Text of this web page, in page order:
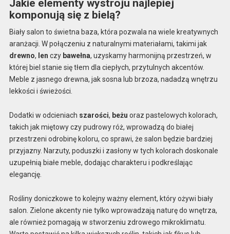
Jakie elementy wystroju najlepiej
komponują się z bielą?
Biały salon to świetna baza, która pozwala na wiele kreatywnych
aranżacji. W połączeniu z naturalnymi materiałami, takimi jak
drewno, len czy bawełna, uzyskamy harmonijną przestrzeń, w
której biel stanie się tłem dla ciepłych, przytulnych akcentów.
Meble z jasnego drewna, jak sosna lub brzoza, nadadzą wnętrzu
lekkości i świeżości.
Dodatki w odcieniach szarości, beżu oraz pastelowych kolorach,
takich jak miętowy czy pudrowy róż, wprowadzą do białej
przestrzeni odrobinę koloru, co sprawi, że salon będzie bardziej
przyjazny. Narzuty, poduszki i zasłony w tych kolorach doskonale
uzupełnią białe meble, dodając charakteru i podkreślając
elegancję.
Rośliny doniczkowe to kolejny ważny element, który ożywi biały
salon. Zielone akcenty nie tylko wprowadzają naturę do wnętrza,
ale również pomagają w stworzeniu zdrowego mikroklimatu.